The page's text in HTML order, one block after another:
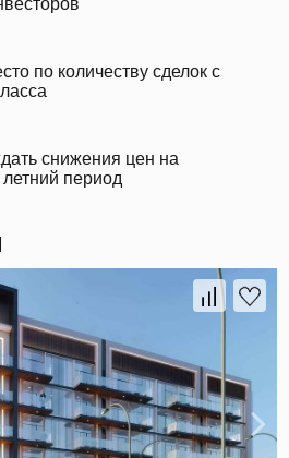
по количеству сделок с
снижения цен на
период